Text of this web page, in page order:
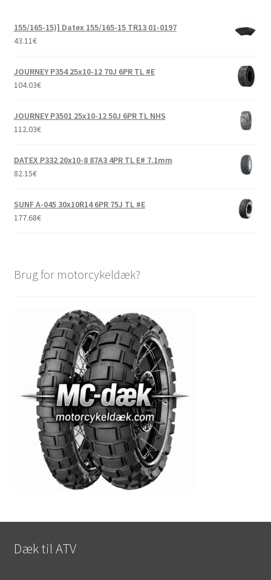
155/165-15)] Datex 155/165-15 TR13 01-0197
43.11€
JOURNEY P354 25x10-12 70J 6PR TL #E
104.03€
JOURNEY P3501 25x10-12 50J 6PR TL NHS
112.03€
DATEX P332 20x10-8 87A3 4PR TL E# 7.1mm
82.15€
SUNF A-045 30x10R14 6PR 75J TL #E
177.68€
Brug for motorcykeldæk?
Dæk til ATV